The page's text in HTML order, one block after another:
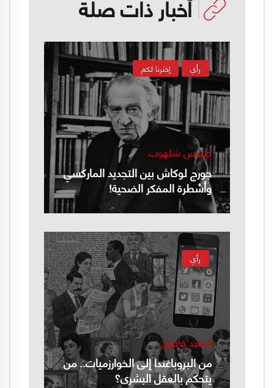
أخبار ذات صلة
إخترنا لكم رأي
طنوس شلهوب
جورج لوكاش بين التجديد الماركسي
وأسْطرة المفكر الضحية!
رأي
سعيد فاضل
من البروباغندا إلى الخوارزميات.. من
يتحكم بالعقل البشري؟